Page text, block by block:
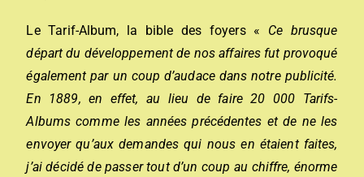
Le Tarif-Album, la bible des foyers « Ce brusque
départ du développement de nos affaires fut provoqué
également par un coup d’audace dans notre publicité.
En 1889, en effet, au lieu de faire 20 000 Tarifs-
Albums comme les années précédentes et de ne les
envoyer qu’aux demandes qui nous en étaient faites,
j’ai décidé de passer tout d’un coup au chiffre, énorme